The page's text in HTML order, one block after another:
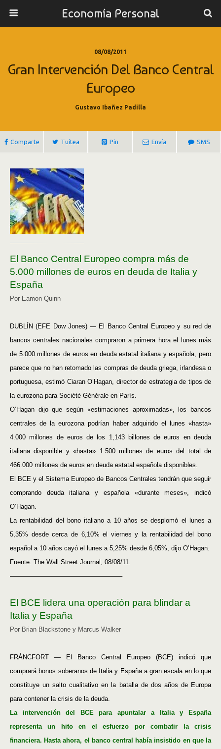
Economía Personal
08/08/2011
Gran Intervención Del Banco Central
Europeo
Gustavo Ibañez Padilla
Comparte Tuitea Pin Envía SMS
El Banco Central Europeo compra más de
5.000 millones de euros en deuda de Italia y
España
Por Eamon Quinn
DUBLÍN (EFE Dow Jones) — El Banco Central Europeo y su red de
bancos centrales nacionales compraron a primera hora el lunes más
de 5.000 millones de euros en deuda estatal italiana y española, pero
parece que no han retomado las compras de deuda griega, irlandesa o
portuguesa, estimó Ciaran O’Hagan, director de estrategia de tipos de
la eurozona para Société Générale en París.
O’Hagan dijo que según «estimaciones aproximadas», los bancos
centrales de la eurozona podrían haber adquirido el lunes «hasta»
4.000 millones de euros de los 1,143 billones de euros en deuda
italiana disponible y «hasta» 1.500 millones de euros del total de
466.000 millones de euros en deuda estatal española disponibles.
El BCE y el Sistema Europeo de Bancos Centrales tendrán que seguir
comprando deuda italiana y española «durante meses», indicó
O’Hagan.
La rentabilidad del bono italiano a 10 años se desplomó el lunes a
5,35% desde cerca de 6,10% el viernes y la rentabilidad del bono
español a 10 años cayó el lunes a 5,25% desde 6,05%, dijo O’Hagan.
Fuente: The Wall Street Journal, 08/08/11.
—————————————————–
El BCE lidera una operación para blindar a
Italia y España
Por Brian Blackstone y Marcus Walker
FRÁNCFORT — El Banco Central Europeo (BCE) indicó que
comprará bonos soberanos de Italia y España a gran escala en lo que
constituye un salto cualitativo en la batalla de dos años de Europa
para contener la crisis de la deuda.
La intervención del BCE para apuntalar a Italia y España
representa un hito en el esfuerzo por combatir la crisis
financiera. Hasta ahora, el banco central había insistido en que la